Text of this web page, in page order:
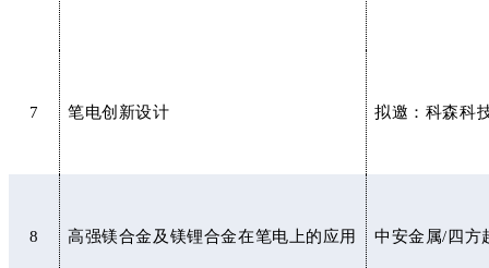
7 笔电创新设计 拟邀：科森科
8 高强镁合金及镁锂合金在笔电上的应用 中安金属/四方